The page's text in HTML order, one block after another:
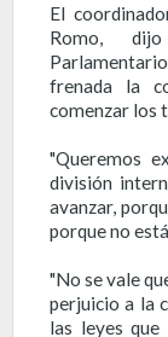
El
Romo, dijo
frenada la
comenzar los
"Queremos
división
avanzar,
porque no
"No se vale
perjuicio a la
las leyes